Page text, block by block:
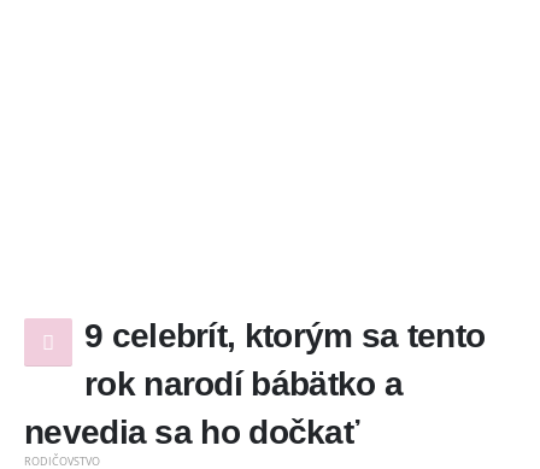
9 celebrít, ktorým sa tento
rok narodí bábätko a
nevedia sa ho dočkať
RODIČOVSTVO